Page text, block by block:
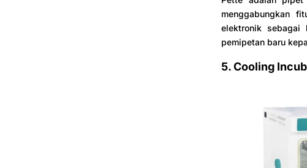
menggabungkan
elektronik sebagai
pemipetan baru
5. Cooling